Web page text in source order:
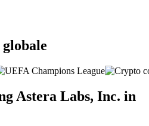
Astera Labs, Inc. in